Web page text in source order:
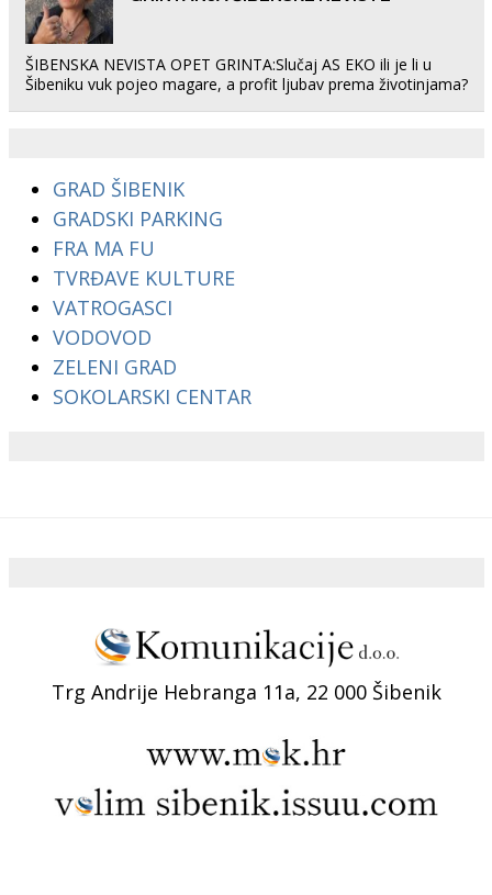
ŠIBENSKA NEVISTA OPET GRINTA:Slučaj AS EKO ili je li u
Šibeniku vuk pojeo magare, a profit ljubav prema životinjama?
GRAD ŠIBENIK
GRADSKI PARKING
FRA MA FU
TVRĐAVE KULTURE
VATROGASCI
VODOVOD
ZELENI GRAD
SOKOLARSKI CENTAR
Trg Andrije Hebranga 11a, 22 000 Šibenik